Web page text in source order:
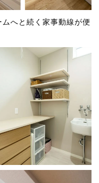
へと続く家事動線が便